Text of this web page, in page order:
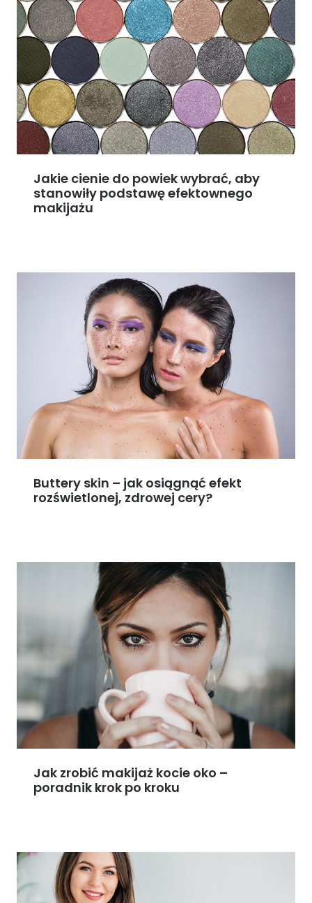
Jakie cienie do powiek wybrać, aby
stanowiły podstawę efektownego
makijażu
Buttery skin – jak osiągnąć efekt
rozświetlonej, zdrowej cery?
Jak zrobić makijaż kocie oko –
poradnik krok po kroku